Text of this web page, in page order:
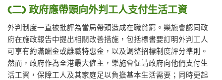
(二) 政府應帶頭向外判工人支付生活工資
外判制度一直被批評為當局帶頭造成在職貧窮。樂施會認同政
府在施政報告中提出相關改善措施，包括標書要訂明外判工人
可享有約滿酬金或離職特惠金，以及調整招標制度評分準則。
然而，政府作為全港最大僱主，樂施會促請政府向他們支付生
活工資，保障工人及其家庭足以負擔基本生活需要；同時更起